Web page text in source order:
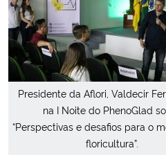
Ministério do Turismo
Ministério do Desenvolvimento Regional
Controladoria-Geral da União
Ministério da Mulher, da Família e dos
Presidente da Aflori, Valdecir
na I Noite do PhenoGlad
“Perspectivas e desafios para o
floricultura”.